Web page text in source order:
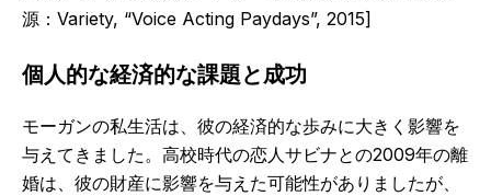
源：Variety, “Voice Acting Paydays”, 2015]
個人的な経済的な課題と成功
モーガンの私生活は、彼の経済的な歩みに大きく影響を
与えてきました。高校時代の恋人サビナとの2009年の離
婚は、彼の財産に影響を与えた可能性がありましたが、